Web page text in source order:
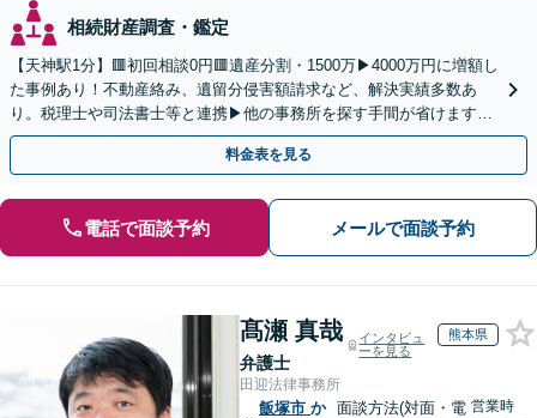
相続財産調査・鑑定
【天神駅1分】🟥初回相談0円🟥遺産分割・1500万▶4000万円に増額し
た事例あり！不動産絡み、遺留分侵害額請求など、解決実績多数あ
り。税理士や司法書士等と連携▶他の事務所を探す手間が省けます！
不動産会社と連携し無料査定&財産調査も◎
料金表を見る
電話で面談予約 メールで面談予約
髙瀬 真哉
弁護士
インタビュ
ーを見る
熊本県
田迎法律事務所
飯塚市 か 面談方法(対面・電 営業時